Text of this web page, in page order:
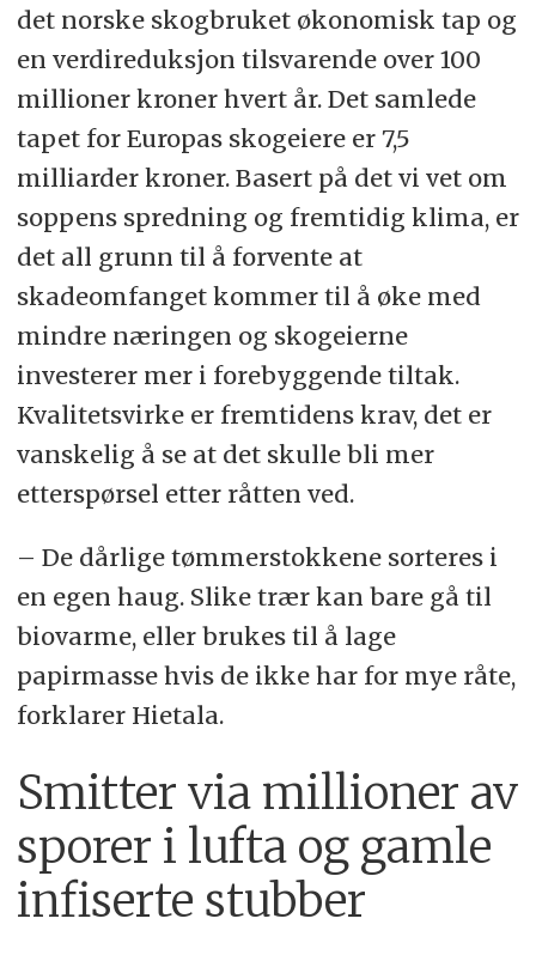
det norske skogbruket økonomisk tap og
en verdireduksjon tilsvarende over 100
millioner kroner hvert år. Det samlede
tapet for Europas skogeiere er 7,5
milliarder kroner. Basert på det vi vet om
soppens spredning og fremtidig klima, er
det all grunn til å forvente at
skadeomfanget kommer til å øke med
mindre næringen og skogeierne
investerer mer i forebyggende tiltak.
Kvalitetsvirke er fremtidens krav, det er
vanskelig å se at det skulle bli mer
etterspørsel etter råtten ved.
– De dårlige tømmerstokkene sorteres i
en egen haug. Slike trær kan bare gå til
biovarme, eller brukes til å lage
papirmasse hvis de ikke har for mye råte,
forklarer Hietala.
Smitter via millioner av
sporer i lufta og gamle
infiserte stubber